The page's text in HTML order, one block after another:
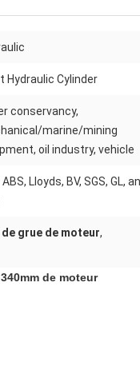
Hydraulic Cylinder
conservancy,
marine/mining
oil industry, vehicle
ABS, Lloyds, BV, SGS, GL,
grue de moteur,
de moteur